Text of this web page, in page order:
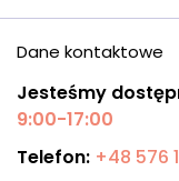
Dane kontaktowe
Jesteśmy
9:00-17:00
Telefon: +48 576